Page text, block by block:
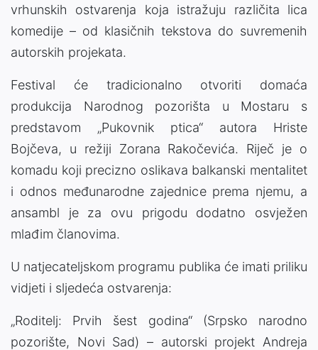
vrhunskih ostvarenja koja istražuju različita lica
komedije – od klasičnih tekstova do suvremenih
autorskih projekata.
Festival će tradicionalno otvoriti domaća
produkcija Narodnog pozorišta u Mostaru s
predstavom „Pukovnik ptica“ autora Hriste
Bojčeva, u režiji Zorana Rakočevića. Riječ je o
komadu koji precizno oslikava balkanski mentalitet
i odnos međunarodne zajednice prema njemu, a
ansambl je za ovu prigodu dodatno osvježen
mlađim članovima.
U natjecateljskom programu publika će imati priliku
vidjeti i sljedeća ostvarenja:
„Roditelj: Prvih šest godina“ (Srpsko narodno
pozorište, Novi Sad) – autorski projekt Andreja